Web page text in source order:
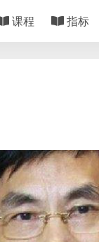
课程 指标